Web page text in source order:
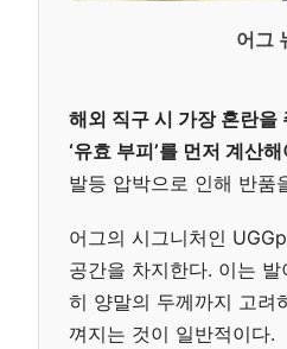
어그
해외 직구 시 가장 혼란을
‘유효 부피’를 먼저 계산
발등 압박으로 인해 반품
어그의 시그니처인
공간을 차지한다. 이는
히 양말의 두께까지 고려
껴지는 것이 일반적이다.